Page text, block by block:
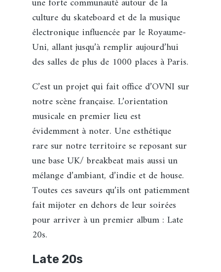
une forte communauté autour de la
culture du skateboard et de la musique
électronique influencée par le Royaume-
Uni, allant jusqu’à remplir aujourd’hui
des salles de plus de 1000 places à Paris.
C’est un projet qui fait office d’OVNI sur
notre scène française. L’orientation
musicale en premier lieu est
évidemment à noter. Une esthétique
rare sur notre territoire se reposant sur
une base UK/ breakbeat mais aussi un
mélange d’ambiant, d’indie et de house.
Toutes ces saveurs qu’ils ont patiemment
fait mijoter en dehors de leur soirées
pour arriver à un premier album : Late
20s.
Late 20s